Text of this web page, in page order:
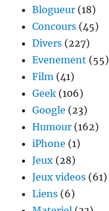
Blogueur (18)
Concours (45)
Divers (227)
Evenement (55)
Film (41)
Geek (106)
Google (23)
Humour (162)
iPhone (1)
Jeux (28)
Jeux videos (61)
Liens (6)